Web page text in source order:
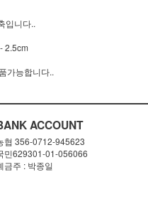
입니다..
2.5cm
가능합니다..
ACCOUNT
협 356-0712-945623
민629301-01-056066
금주 : 박종일